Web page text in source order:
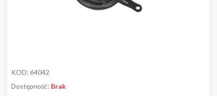
KOD: 64042
Dostępność: Brak